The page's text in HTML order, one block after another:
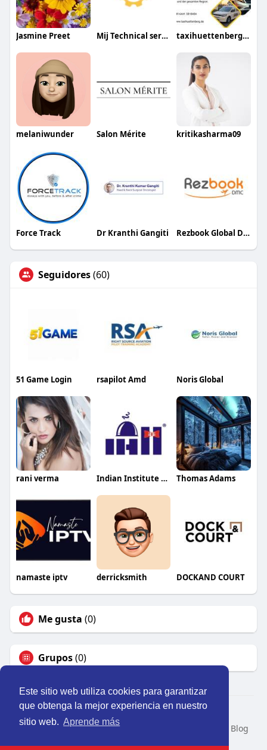
Este sitio web utiliza cookies para garantizar
que obtenga la mejor experiencia en nuestro
sitio web. Aprende más
Jasmine Preet Mij Technical services taxihuettenberg48
melaniwunder Salon Mérite kritikasharma09
Force Track Dr Kranthi Gangiti Rezbook Global DMC
Seguidores(60)
51 Game Login rsapilot Amd Noris Global
rani verma Indian Institute of Hotel Management Thomas Adams
namaste iptv derricksmith DOCKAND COURT
Me gusta (0)
Grupos(0)
© 2026 Perú Activo
Inicio
Nosotros Contacto
Blog